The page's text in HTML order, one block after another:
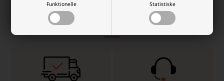
Funktionelle Statistiske
Hvorfor handle hos batterilageret?
Der er mange gode grunde, men her er et par